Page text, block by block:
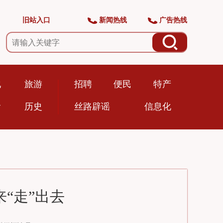
旧站入口 新闻热线 广告热线
旅游
历史
招聘 便民
特产
丝路辟谣
信息化
走”出去